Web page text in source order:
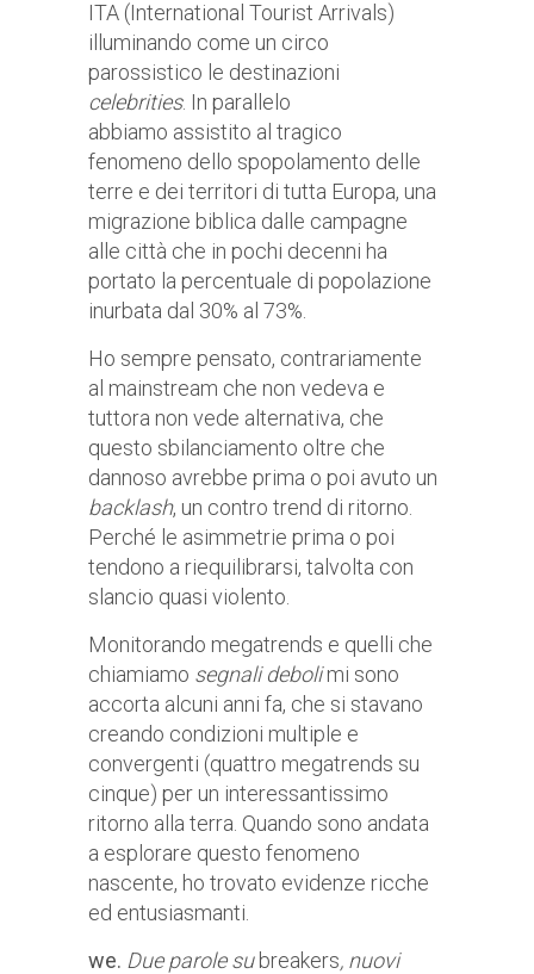
ITA (International Tourist Arrivals)
illuminando come un circo
parossistico le destinazioni
celebrities. In parallelo
abbiamo assistito al tragico
fenomeno dello spopolamento delle
terre e dei territori di tutta Europa, una
migrazione biblica dalle campagne
alle città che in pochi decenni ha
portato la percentuale di popolazione
inurbata dal 30% al 73%.
Ho sempre pensato, contrariamente
al mainstream che non vedeva e
tuttora non vede alternativa, che
questo sbilanciamento oltre che
dannoso avrebbe prima o poi avuto un
backlash, un contro trend di ritorno.
Perché le asimmetrie prima o poi
tendono a riequilibrarsi, talvolta con
slancio quasi violento.
Monitorando megatrends e quelli che
chiamiamo segnali debolimi sono
accorta alcuni anni fa, che si stavano
creando condizioni multiple e
convergenti (quattro megatrends su
cinque) per un interessantissimo
ritorno alla terra. Quando sono andata
a esplorare questo fenomeno
nascente, ho trovato evidenze ricche
ed entusiasmanti.
we. Due parole subreakers, nuovi